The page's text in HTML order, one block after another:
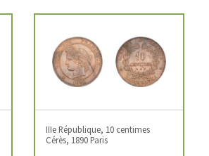
IIIe République, 10 centimes
Cérès, 1890 Paris